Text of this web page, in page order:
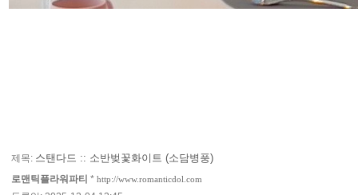
제목: 스탠다드 :: 소반벚꽃화이트 (소담병풍)
로맨틱플라워파티 * http://www.romanticdol.com